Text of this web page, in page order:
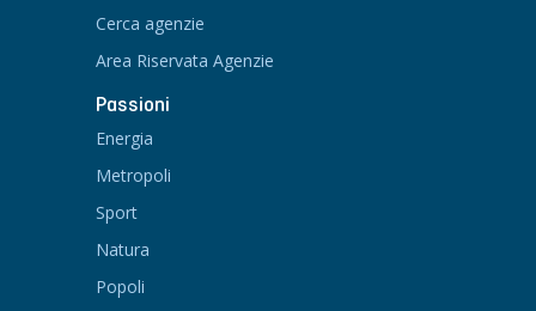
Cerca agenzie
Area Riservata Agenzie
Passioni
Energia
Metropoli
Sport
Natura
Popoli